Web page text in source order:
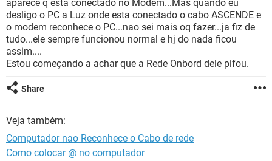
INSTAGRAM GMAIL
GUIA DE COMPRAS
aparece q esta conectado no Modem...Mas quando eu
desligo o PC a Luz onde esta conectado o cabo ASCENDE e
o modem reconhece o PC...nao sei mais oq fazer...ja fiz de
tudo...ele sempre funcionou normal e hj do nada ficou
assim....
Estou começando a achar que a Rede Onbord dele pifou.
Share
Veja também:
Computador nao Reconhece o Cabo de rede
Como colocar @ no computador